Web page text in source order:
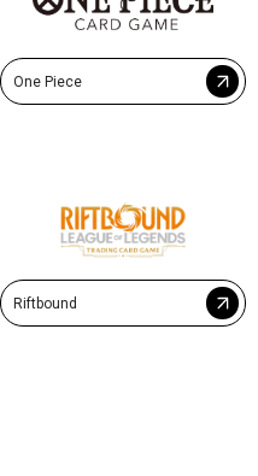
One Piece
Riftbound